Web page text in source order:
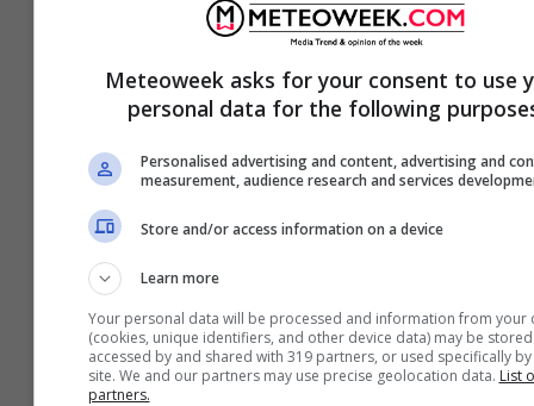
segnale sul futuro del calciatore:
nessun dubbio, si farà così
Meteoweek asks for your consent to use
personal data for the following
Personalised advertising and content, advertising and
measurement, audience research and services
Store and/or access information on a device
Learn more
Your personal data will be processed and information from your
(cookies, unique identifiers, and other device data) may be
accessed by and shared with 319 partners, or used specifically
site. We and our partners may use precise geolocation data. List
partners.